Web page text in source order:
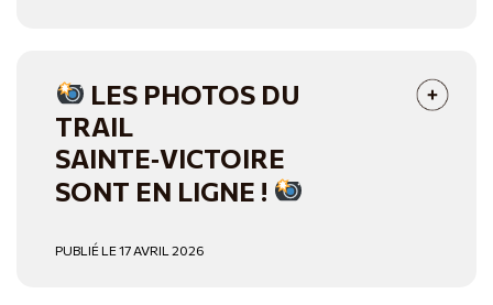
LES PHOTOS DU
TRAIL
SAINTE‑VICTOIRE
SONT EN LIGNE !
PUBLIÉ LE 17 AVRIL 2026